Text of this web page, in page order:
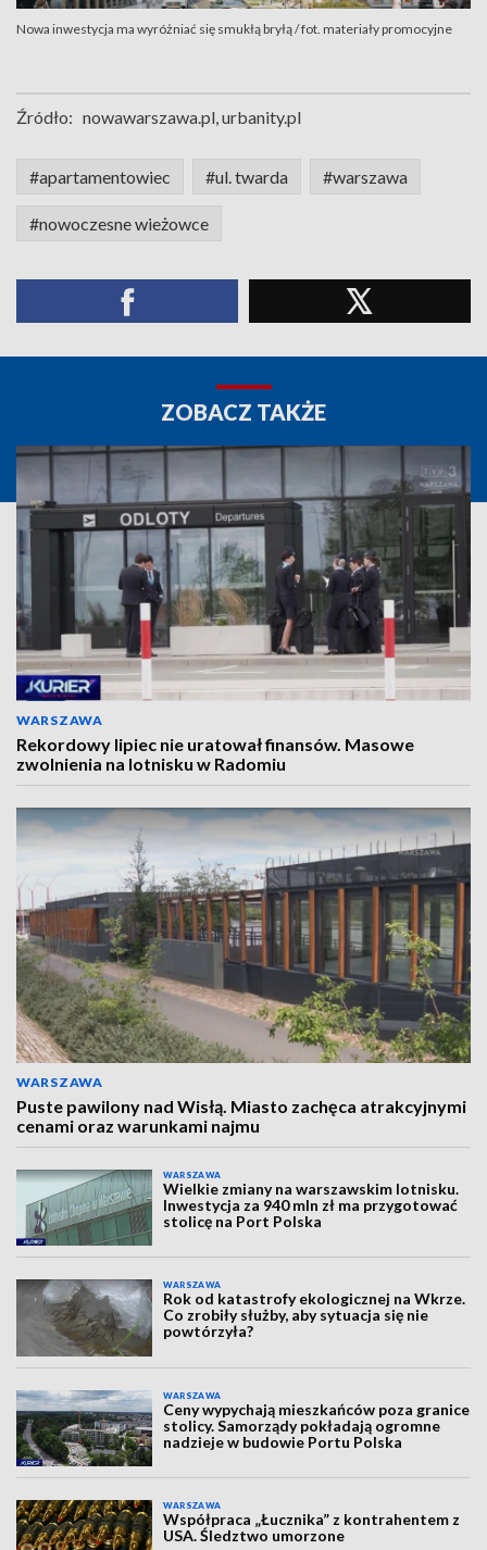
Nowa inwestycja ma wyróżniać się smukłą bryłą / fot. materiały promocyjne
Źródło: nowawarszawa.pl, urbanity.pl
#apartamentowiec #ul. twarda #warszawa
#nowoczesne wieżowce
ZOBACZ TAKŻE
WARSZAWA
Rekordowy lipiec nie uratował finansów. Masowe
zwolnienia na lotnisku w Radomiu
WARSZAWA
Puste pawilony nad Wisłą. Miasto zachęca atrakcyjnymi
cenami oraz warunkami najmu
WARSZAWA
Wielkie zmiany na warszawskim lotnisku.
Inwestycja za 940 mln zł ma przygotować
stolicę na Port Polska
WARSZAWA
Rok od katastrofy ekologicznej na Wkrze.
Co zrobiły służby, aby sytuacja się nie
powtórzyła?
WARSZAWA
Ceny wypychają mieszkańców poza granice
stolicy. Samorządy pokładają ogromne
nadzieje w budowie Portu Polska
WARSZAWA
Współpraca „Łucznika” z kontrahentem z
USA. Śledztwo umorzone